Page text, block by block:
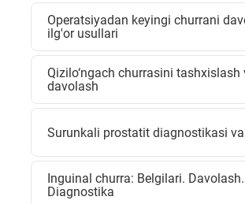
Operatsiyadan keyingi churrani
ilg'or usullari
Qizilo‘ngach churrasini tashxislash
davolash
Surunkali prostatit diagnostikasi
Inguinal churra: Belgilari. Davolash.
Diagnostika